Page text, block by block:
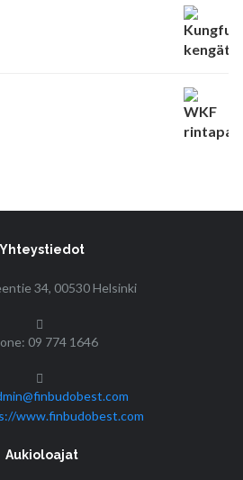
Yhteystiedot
34, 00530 Helsinki
09 774 1646
www.finbudobest.com
Aukioloajat